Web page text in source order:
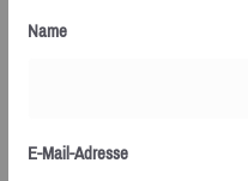
Name
E-Mail-Adresse